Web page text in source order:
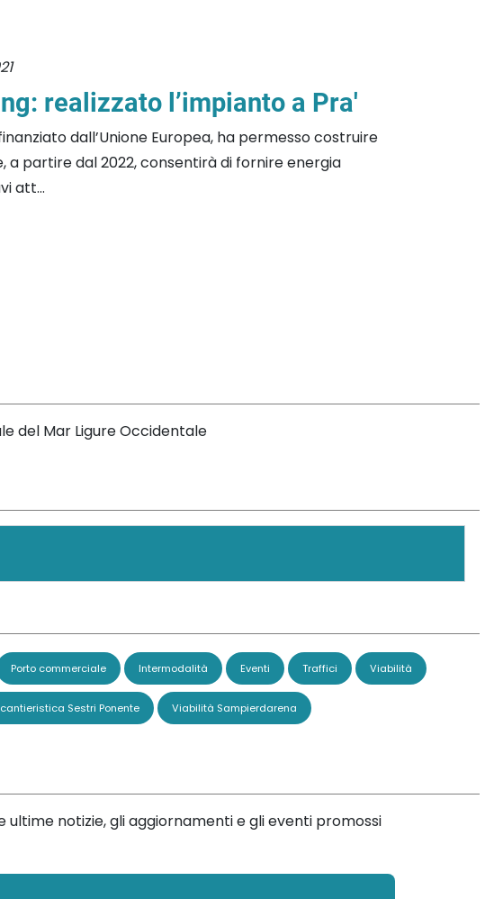
realizzato l’impianto a Pra'
dall’Unione Europea, ha permesso costruire
a partire dal 2022, consentirà di fornire energia
att...
del Mar Ligure Occidentale
Porto commerciale Intermodalità Eventi Traffici Viabilità
Sestri Ponente Viabilità Sampierdarena
notizie, gli aggiornamenti e gli eventi promossi